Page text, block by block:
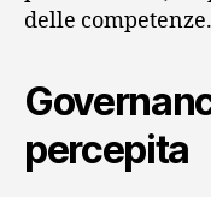
delle competenze.
percepita